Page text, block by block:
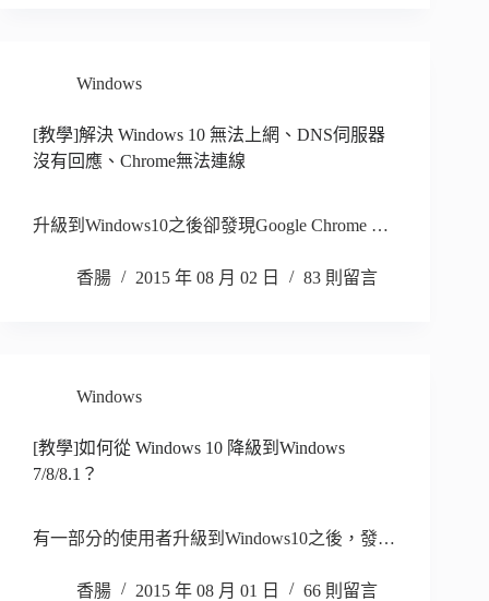
Windows
[教學]解決 Windows 10 無法上網、DNS伺服器
沒有回應、Chrome無法連線
升級到Windows10之後卻發現Google Chrome …
香腸 2015 年 08 月 02 日 83 則留言
Windows
[教學]如何從 Windows 10 降級到Windows
7/8/8.1？
有一部分的使用者升級到Windows10之後，發…
香腸 2015 年 08 月 01 日 66 則留言